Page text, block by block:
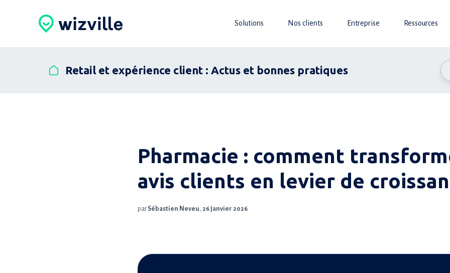
Solutions Nos clients Entreprise Ressources
Retail et expérience client : Actus et bonnes pratiques
Pharmacie : comment
avis clients en levier de
parSébastien Neveu, 26 janvier 2026